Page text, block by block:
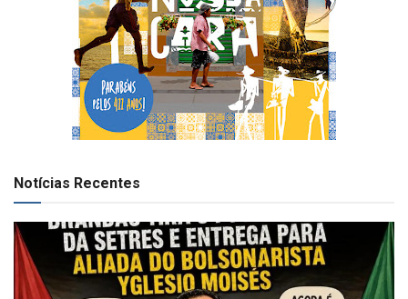
Notícias Recentes